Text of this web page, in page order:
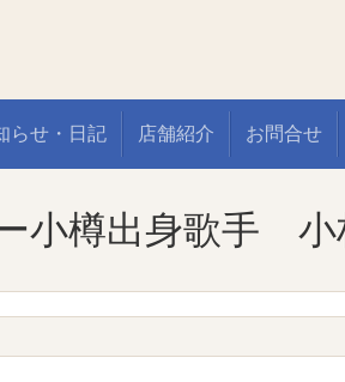
らせ・日記 店舗紹介 お問合せ
ー小樽出身歌手